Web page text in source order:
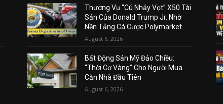
Thương Vụ “Cú Nhảy Vọt” X50 Tài
Sản Của Donald Trump Jr. Nhờ
Nền Tảng Cá Cược Polymarket
August 6, 2026
Bất Động Sản Mỹ Đảo Chiều:
“Thời Cơ Vàng” Cho Người Mua
Căn Nhà Đầu Tiên
August 6, 2026